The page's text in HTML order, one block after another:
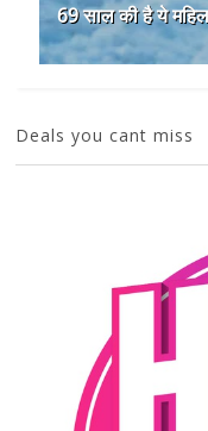
69 साल की है ये
Deals you cant miss